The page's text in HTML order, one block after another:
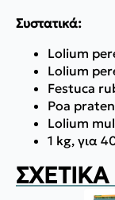
Συστατικά:
Lolium
Lolium
Festuca
Poa
Lolium
1 kg, για